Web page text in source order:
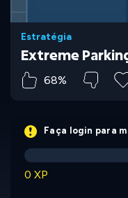
Estratégia
Extreme
68%
Faça login para
0 XP